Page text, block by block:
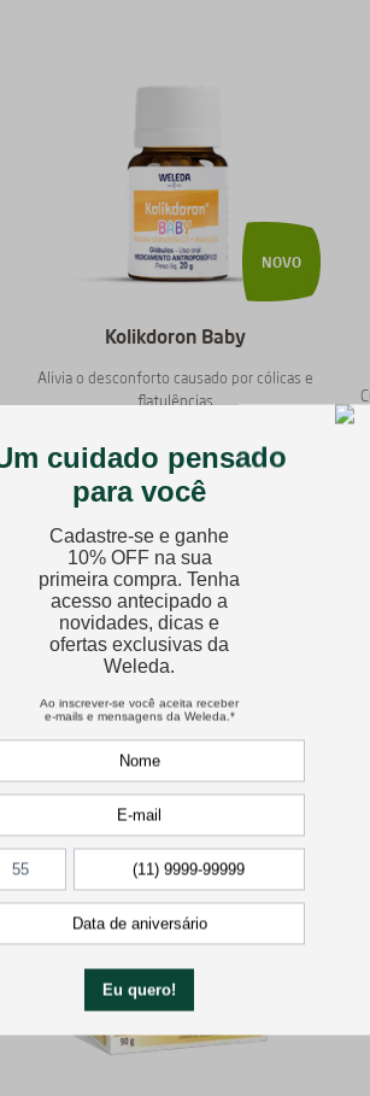
NOVO
Kolikdoron Baby
Alivia o desconforto causado por cólicas e
flatulências
R$ 99,90
Comprar